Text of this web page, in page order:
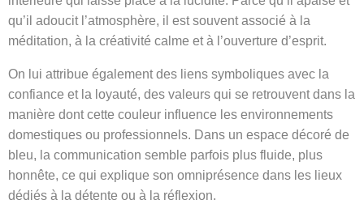
qu’il adoucit l’atmosphère, il est souvent associé à la
méditation, à la créativité calme et à l’ouverture d’esprit.
On lui attribue également des liens symboliques avec la
confiance et la loyauté, des valeurs qui se retrouvent dans la
manière dont cette couleur influence les environnements
domestiques ou professionnels. Dans un espace décoré de
bleu, la communication semble parfois plus fluide, plus
honnête, ce qui explique son omniprésence dans les lieux
dédiés à la détente ou à la réflexion.